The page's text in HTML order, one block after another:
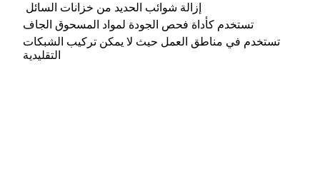
إزالة شوائب الحديد من خزانات السائل
تستخدم كأداة فحص الجودة لمواد المسحوق الجاف
تستخدم في مناطق العمل حيث لا يمكن تركيب الشبكات
التقليدية